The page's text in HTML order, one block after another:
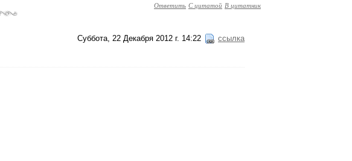
Ответить С цитатой В цитатник
Суббота, 22 Декабря 2012 г. 14:22 ссылка